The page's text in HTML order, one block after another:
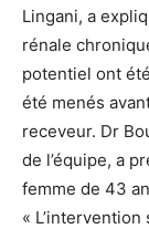
Lingani, a
rénale
potentiel ont
été menés
receveur. Dr
de l’équipe, a
femme de 43
«